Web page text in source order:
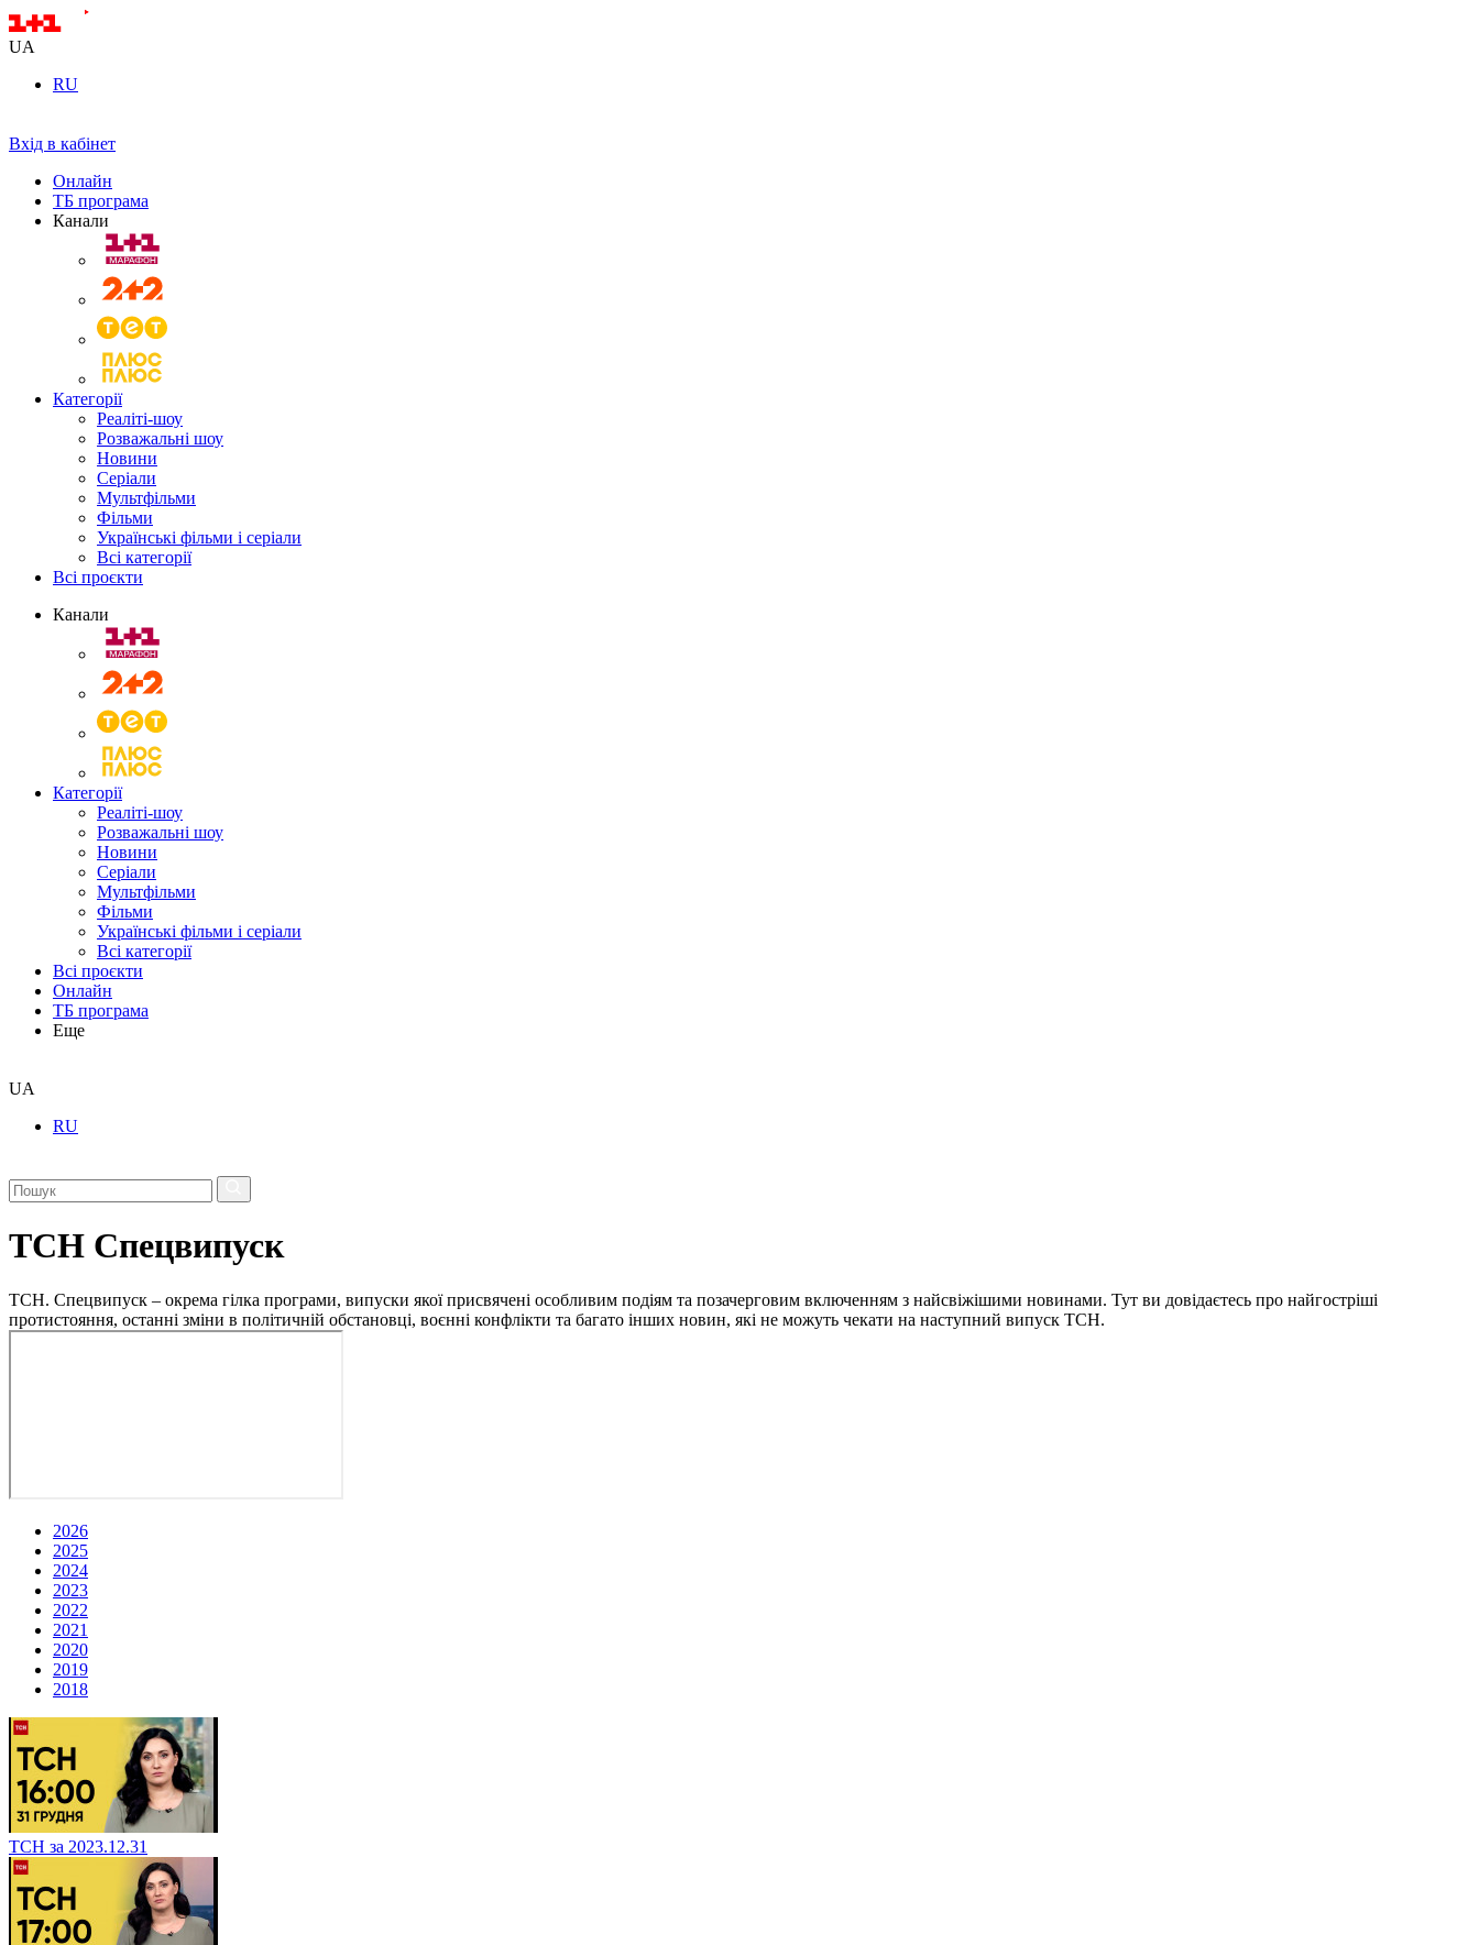
UA
RU
Вхід в кабінет
Онлайн
ТБ програма
Канали
Категорії
Реаліті-шоу
Розважальні шоу
Новини
Серіали
Мультфільми
Фільми
Українські фільми і серіали
Всі категорії
Всі проєкти
Канали
Категорії
Реаліті-шоу
Розважальні шоу
Новини
Серіали
Мультфільми
Фільми
Українські фільми і серіали
Всі категорії
Всі проєкти
Онлайн
ТБ програма
Еще
UA
RU
ТСН Спецвипуск
ТСН. Спецвипуск – окрема гілка програми, випуски якої присвячені особливим подіям та позачерговим включенням з найсвіжішими новинами. Тут ви довідаєтесь про найгостріші
протистояння, останні зміни в політичній обстановці, воєнні конфлікти та багато інших новин, які не можуть чекати на наступний випуск ТСН.
2026
2025
2024
2023
2022
2021
2020
2019
2018
ТСН за 2023.12.31